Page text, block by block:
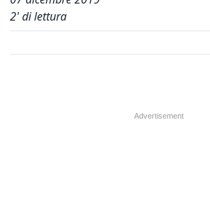
2' di lettura